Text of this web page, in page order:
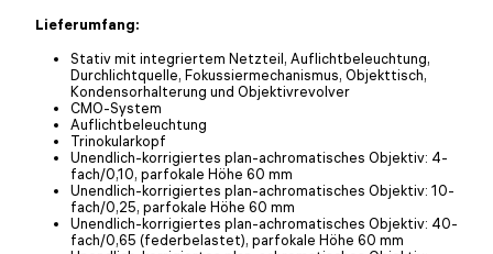
Lieferumfang:
Stativ mit integriertem Netzteil, Auflichtbeleuchtung,
Durchlichtquelle, Fokussiermechanismus, Objekttisch,
Kondensorhalterung und Objektivrevolver
CMO-System
Auflichtbeleuchtung
Trinokularkopf
Unendlich-korrigiertes plan-achromatisches Objektiv: 4-
fach/0,10, parfokale Höhe 60 mm
Unendlich-korrigiertes plan-achromatisches Objektiv: 10-
fach/0,25, parfokale Höhe 60 mm
Unendlich-korrigiertes plan-achromatisches Objektiv: 40-
fach/0,65 (federbelastet), parfokale Höhe 60 mm